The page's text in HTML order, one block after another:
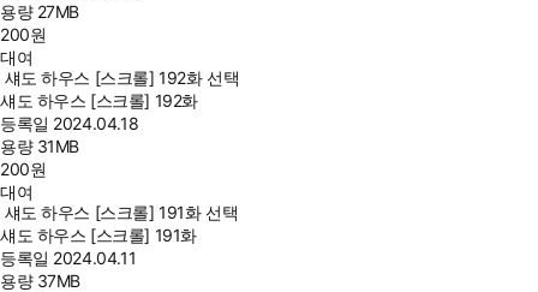
용량 27MB
200원
대여
섀도 하우스 [스크롤] 192화 선택
섀도 하우스 [스크롤] 192화
등록일 2024.04.18
용량 31MB
200원
대여
섀도 하우스 [스크롤] 191화 선택
섀도 하우스 [스크롤] 191화
등록일 2024.04.11
용량 37MB